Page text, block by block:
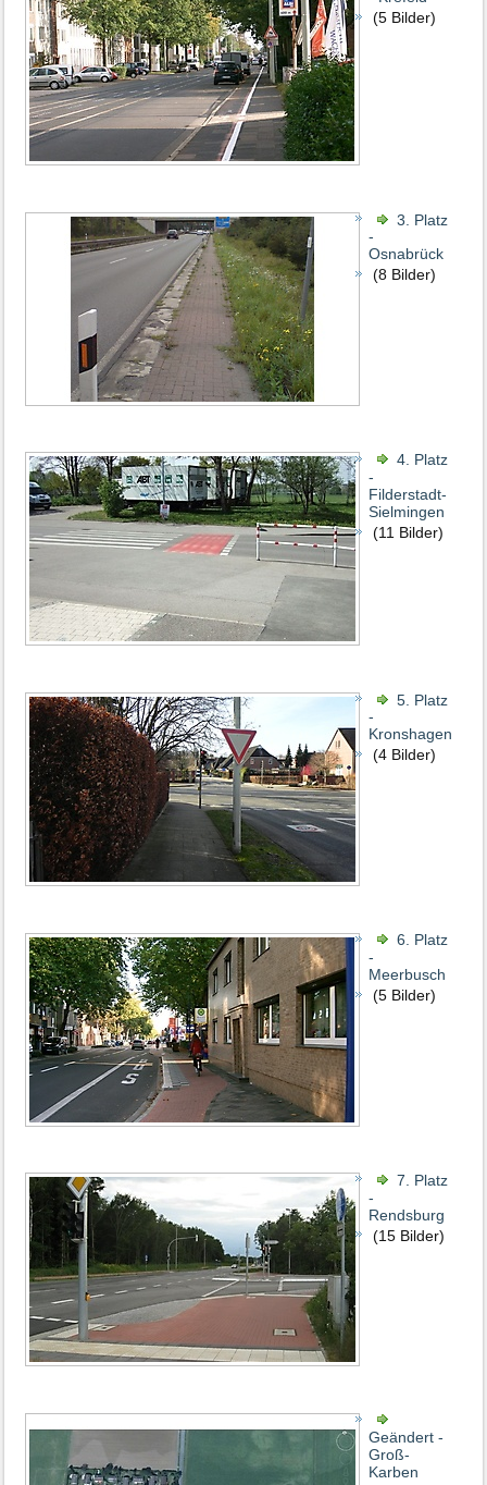
(5 Bilder)
3. Platz
-
Osnabrück
(8 Bilder)
4. Platz
-
Filderstadt-
Sielmingen
(11 Bilder)
5. Platz
-
Kronshagen
(4 Bilder)
6. Platz
-
Meerbusch
(5 Bilder)
7. Platz
-
Rendsburg
(15 Bilder)
Geändert -
Groß-
Karben